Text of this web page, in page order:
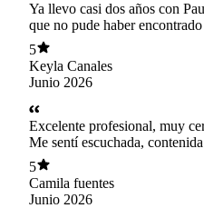
Ya llevo casi dos años con
que no pude haber
agradezco enormemente todas
que me entrega en cada sesión
creciendo, es maravilloso
todos los cambios, pensar que
podía y hoy sé que puedo
Recomiendo 100% atenderse
5
Keyla Canales
Junio 2026
Excelente profesional, muy
Me sentí escuchada,
durante la atención. Tiene muy
disposición y entrega
Totalmente recomendada.
5
Camila fuentes
Junio 2026